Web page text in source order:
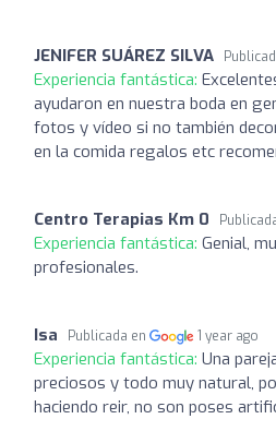
JENIFER SUÁREZ SILVA
Experiencia fantástica:
ayudaron en nuestra boda en
fotos y vídeo si no también
en la comida regalos etc
Centro Terapias Km 0
Experiencia fantástica: Genial,
profesionales.
Isa Publicada en 1 year ago
Experiencia fantástica: Una
preciosos y todo muy natural,
haciendo reir, no son poses